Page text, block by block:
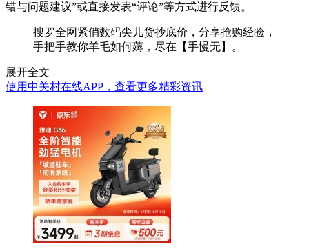
错与问题建议”或直接发表“评论”等方式进行反馈。
搜罗全网紧俏数码尖儿货抄底价，分享抢购经验，
手把手教你羊毛如何薅，尽在【手慢无】。
展开全文
使用中关村在线APP，查看更多精彩资讯